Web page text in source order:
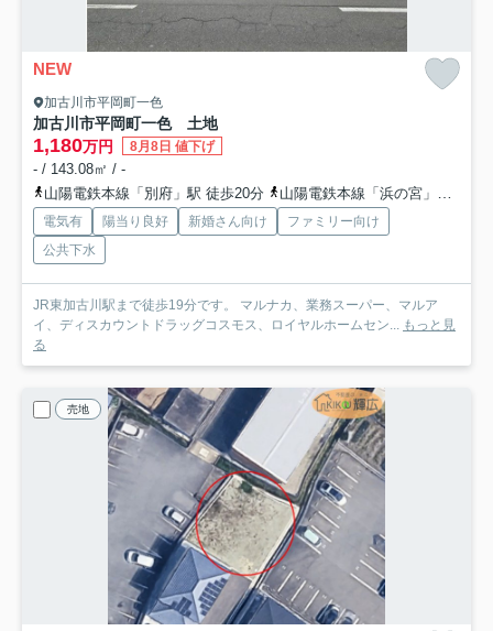
NEW
加古川市平岡町一色
加古川市平岡町一色 土地
1,180万円 8月8日 値下げ
- / 143.08㎡ / -
山陽電鉄本線「別府」駅 徒歩20分
山陽電鉄本線「浜の宮」駅 徒歩37分
電気有 陽当り良好 新婚さん向け
ファミリー向け
公共下水
JR東加古川駅まで徒歩19分です。 マルナカ、業務スーパー、マルア
イ、ディスカウントドラッグコスモス、ロイヤルホームセン... もっと見
る
売地